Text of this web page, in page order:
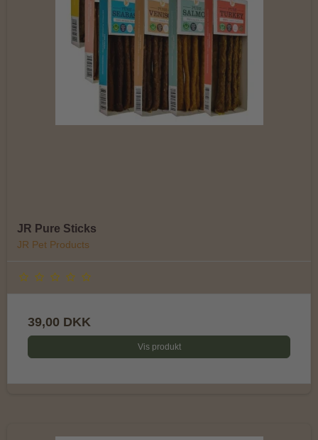
JR Pure Sticks
JR Pet Products
39,00 DKK
Vis produkt